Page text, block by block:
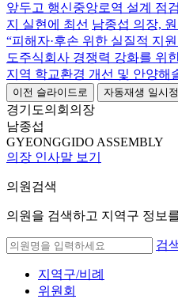
앞두고 행신중앙로역 설계 점검
지 실현에 최선 남종섭 의장,
“피해자·후손 위한 실질적 지
도주식회사 경쟁력 강화를 위
지역 학교환경 개선 및 안양해
이전 슬라이드로 자동재생 일시
경기도의회의장
남종섭
GYEONGGIDO ASSEMBLY
의장 인사말 보기
의원검색
의원을 검색하고 지역구 정보
검
지역구/비례
위원회